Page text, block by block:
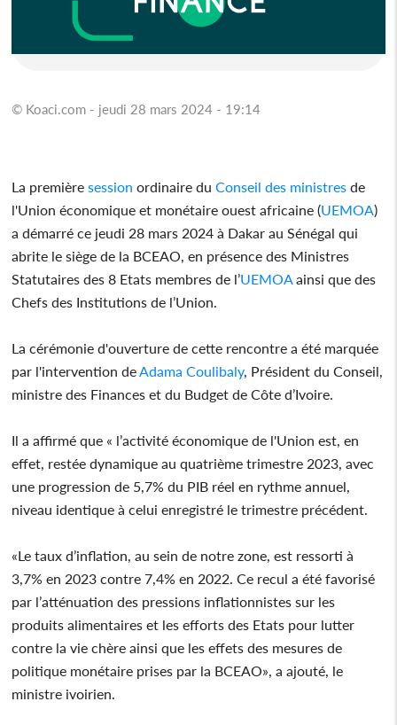
© Koaci.com - jeudi 28 mars 2024 - 19:14
La première session ordinaire du Conseil des ministres de
l'Union économique et monétaire ouest africaine (UEMOA)
a démarré ce jeudi 28 mars 2024 à Dakar au Sénégal qui
abrite le siège de la BCEAO, en présence des Ministres
Statutaires des 8 Etats membres de l’UEMOA ainsi que des
Chefs des Institutions de l’Union.
La cérémonie d'ouverture de cette rencontre a été marquée
par l'intervention de Adama Coulibaly, Président du Conseil,
ministre des Finances et du Budget de Côte d’Ivoire.
Il a affirmé que « l’activité économique de l'Union est, en
effet, restée dynamique au quatrième trimestre 2023, avec
une progression de 5,7% du PIB réel en rythme annuel,
niveau identique à celui enregistré le trimestre précédent.
«Le taux d’inflation, au sein de notre zone, est ressorti à
3,7% en 2023 contre 7,4% en 2022. Ce recul a été favorisé
par l’atténuation des pressions inflationnistes sur les
produits alimentaires et les efforts des Etats pour lutter
contre la vie chère ainsi que les effets des mesures de
politique monétaire prises par la BCEAO», a ajouté, le
ministre ivoirien.